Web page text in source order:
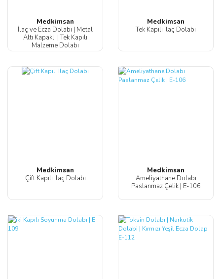
Medkimsan
İlaç ve Ecza Dolabı | Metal
Altı Kapaklı | Tek Kapılı
Malzeme Dolabı
Medkimsan
Tek Kapılı İlaç Dolabı
Medkimsan
Çift Kapılı İlaç Dolabı
Medkimsan
Ameliyathane Dolabı
Paslanmaz Çelik | E-106